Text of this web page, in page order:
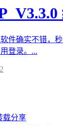
件确实不错，秒
登录。...
载分享